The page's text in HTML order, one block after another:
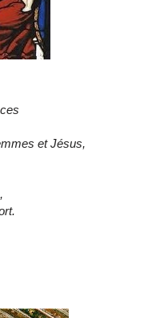
et Jésus,